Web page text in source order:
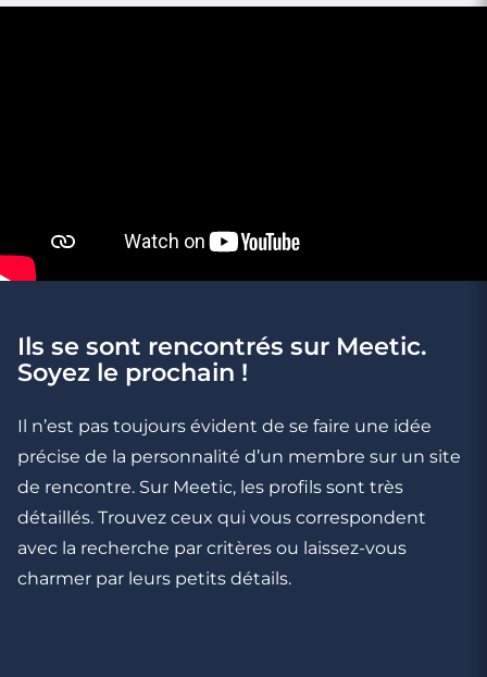
Ils se sont rencontrés sur Meetic.
Soyez le prochain !
Il n’est pas toujours évident de se faire une idée
précise de la personnalité d’un membre sur un site
de rencontre. Sur Meetic, les profils sont très
détaillés. Trouvez ceux qui vous correspondent
avec la recherche par critères ou laissez-vous
charmer par leurs petits détails.